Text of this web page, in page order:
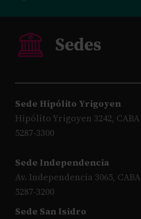
Sede Hipólito Yrigoyen
Hipólito Yrigoyen 3242, CABA
5287-3300
Sede Independencia
Av. Independencia 3065, CABA
5287-3200
Sede San Isidro